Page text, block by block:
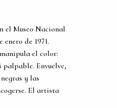
el Museo Nacional
de 1971.
el color:
palpable. Envuelve,
y las
El artista